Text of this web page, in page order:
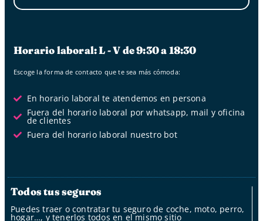
Horario laboral: L - V de 9:30 a 18:30
Escoge la forma de contacto que te sea más cómoda:
En horario laboral te atendemos en persona
Fuera del horario laboral por whatsapp, mail y oficina
de clientes
Fuera del horario laboral nuestro bot
Todos tus seguros
Puedes traer o contratar tu seguro de coche, moto, perro,
hogar…, y tenerlos todos en el mismo sitio